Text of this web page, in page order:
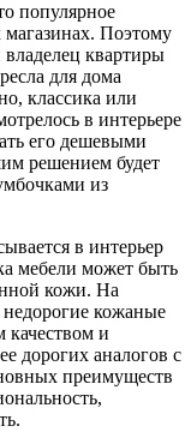
популярное
Поэтому
квартиры
для дома
классика или
в интерьере
его дешевыми
решением будет
из
в интерьер
мебели может быть
кожи. На
кожаные
качеством и
дорогих аналогов с
преимуществ